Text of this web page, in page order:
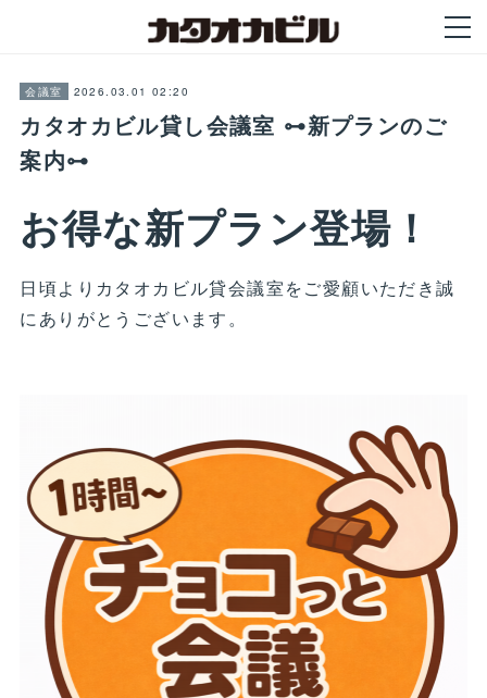
会議室 2026.03.01 02:20
カタオカビル貸し会議室 ⊶新プランのご
案内⊶
お得な新プラン登場！
日頃よりカタオカビル貸会議室をご愛顧いただき誠
にありがとうございます。